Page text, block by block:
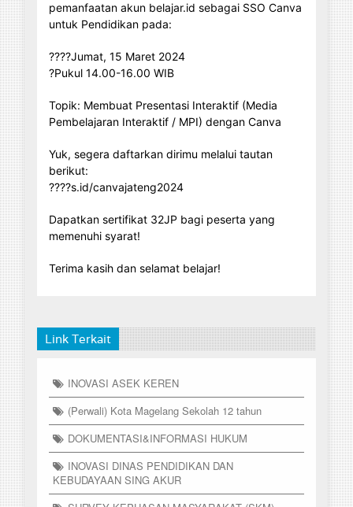
pemanfaatan akun belajar.id sebagai SSO Canva
untuk Pendidikan pada:
????Jumat, 15 Maret 2024
?Pukul 14.00-16.00 WIB
Topik: Membuat Presentasi Interaktif (Media
Pembelajaran Interaktif / MPI) dengan Canva
Yuk, segera daftarkan dirimu melalui tautan
berikut:
????s.id/canvajateng2024
Dapatkan sertifikat 32JP bagi peserta yang
memenuhi syarat!
Terima kasih dan selamat belajar!
Link Terkait
INOVASI ASEK KEREN
(Perwali) Kota Magelang Sekolah 12 tahun
DOKUMENTASI&INFORMASI HUKUM
INOVASI DINAS PENDIDIKAN DAN
KEBUDAYAAN SING AKUR